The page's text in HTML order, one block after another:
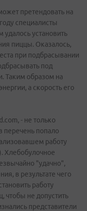
претендовать на
специалисты
удалось установить
пиццы. Оказалось,
при подбрасывании
под
Таким образом на
а скорость его
- не только
перечень попало
работу
Хлебобулочное
"удачно",
в результате чего
работу
чтобы не допустить
представители